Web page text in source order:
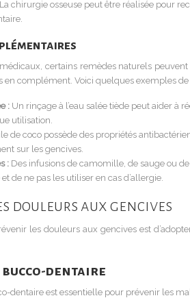
La chirurgie osseuse peut être réalisée pour
certains remèdes naturels
en complément. Voici quelques exemples
: Un rinçage à l’eau salée tiède peut aider à
utilisation.
de coco possède des propriétés
sur les gencives.
: Des infusions de camomille, de sauge ou
de ne pas les utiliser en cas d’allergie.
douleurs aux gencives
les douleurs aux gencives est
bucco-dentaire
dentaire est essentielle pour prévenir les